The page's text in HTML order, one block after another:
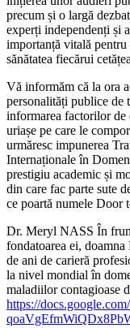
precum și o largă
experți independenți și
importanță vitală
sănătatea fiecărui
Vă informăm că la ora
personalități publice de
informarea factorilor
uriașe pe care le
urmăresc impunerea
Internaționale în
prestigiu academic și
din care fac parte sute
ce poartă numele Door
Dr. Meryl NASS În
fondatoarea ei,
de ani de carieră
la nivel mondial în
maladiilor contagioase
https://